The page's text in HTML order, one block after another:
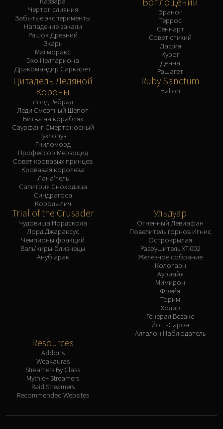
Чертог слияния
Забытые эксперименты
Нападение закали
Рашок Древний
Зкарн
Магморакс
Эхо Нелтариона
Дракомандир Саркарет
Эраног
Террос
Сеннарт
Совет стихий
Дафия
Курог
Денна
Рашагет
Цитадель Ледяной
Короны
Лорд Ребрад
Леди Смертный Шепот
Битва на кораблях
Саурфанг Смертоносный
Тухлопуз
Гниломорд
Профессор Мерзоцид
Совет кровавых принцев
Кровавая королева
Лана'тель
Салитрия Сноходица
Синдрагоса
Король-лич
Ruby Sanctum
Halion
Trial of the Crusader
Чудовища Нордскола
Лорд Джараксус
Чемпионы фракций
Валь'киры-близнецы
Ануб'арак
Ульдуар
Огненный Левиафан
Повелитель горнов Игнис
Острокрылая
Разрушитель XT-002
Железное собрание
Кологарн
Ауриайя
Мимирон
Фрейя
Торим
Ходир
Генерал Везакс
Йогг-Сарон
Алгалон Наблюдатель
Resources
Addons
Weakauras
Streamers By Class
Mythic+ Streamers
Raid Streamers
Recommended Websites